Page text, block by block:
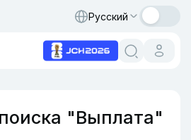
Русский
"Выплата"